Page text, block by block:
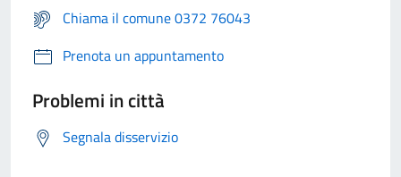
Chiama il comune 0372 76043
Prenota un appuntamento
Problemi in città
Segnala disservizio